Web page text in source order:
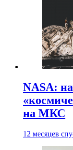
NASA:
на МКС
12 месяцев